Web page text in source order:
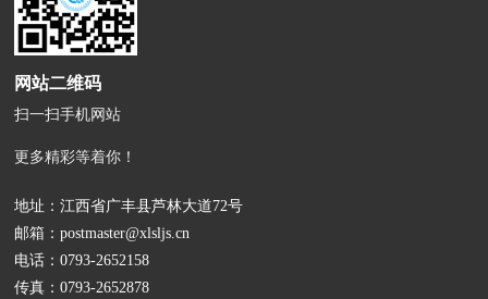
网站二维码
扫一扫手机网站
更多精彩等着你！
地址：江西省广丰县芦林大道72号
邮箱：postmaster@xlsljs.cn
电话：0793-2652158
传真：0793-2652878